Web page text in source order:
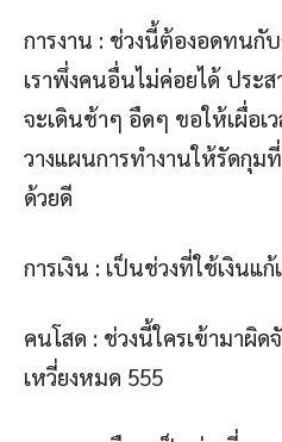
การงาน : ช่วงนี้ต้องอดทนกั
เราพึ่งคนอื่นไม่ค่อยได้ ประ
จะเดินช้าๆ อืดๆ ขอให้เผื่อเ
วางแผนการทำงานให้รัดกุม
ด้วยดี
การเงิน : เป็นช่วงที่ใช้เงินแก้
คนโสด : ช่วงนี้ใครเข้ามาผิ
เหวี่ยงหมด 555